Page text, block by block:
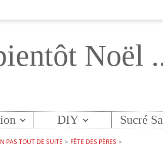
Noël
DIY Sucré
PAS TOUT DE SUITE > FÊTE DES PÈRES >